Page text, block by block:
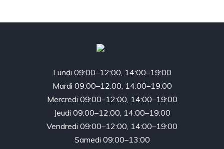
Lundi 09:00–12:00, 14:00–19:00
Mardi 09:00–12:00, 14:00–19:00
Mercredi 09:00–12:00, 14:00–19:00
Jeudi 09:00–12:00, 14:00–19:00
Vendredi 09:00–12:00, 14:00–19:00
Samedi 09:00–13:00